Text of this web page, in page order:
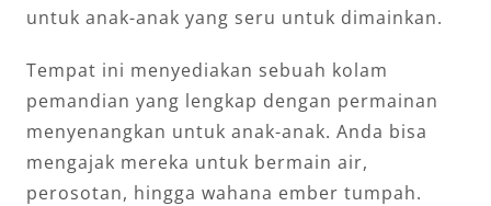
untuk anak-anak yang seru untuk dimainkan.
Tempat ini menyediakan sebuah kolam
pemandian yang lengkap dengan permainan
menyenangkan untuk anak-anak. Anda bisa
mengajak mereka untuk bermain air,
perosotan, hingga wahana ember tumpah.